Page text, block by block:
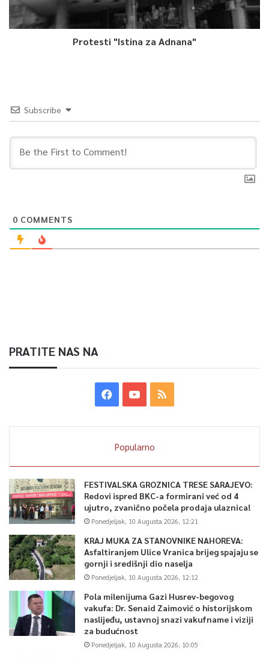
Protesti "Istina za Adnana"
Subscribe
0 COMMENTS
PRATITE NAS NA
Popularno
FESTIVALSKA GROZNICA TRESE SARAJEVO:
Redovi ispred BKC-a formirani već od 4
ujutro, zvanično počela prodaja ulaznica!
Ponedjeljak, 10 Augusta 2026, 12:21
KRAJ MUKA ZA STANOVNIKE NAHOREVA:
Asfaltiranjem Ulice Vranica brijeg spajaju se
gornji i središnji dio naselja
Ponedjeljak, 10 Augusta 2026, 12:12
Pola milenijuma Gazi Husrev-begovog
vakufa: Dr. Senaid Zaimović o historijskom
naslijeđu, ustavnoj snazi vakufname i viziji
za budućnost
Ponedjeljak, 10 Augusta 2026, 10:05